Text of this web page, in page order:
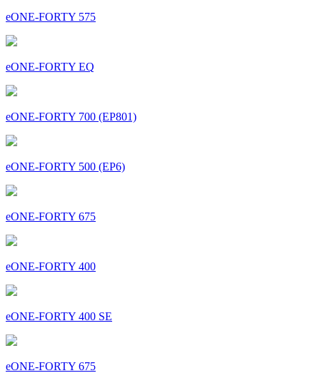
eONE-FORTY 575
eONE-FORTY EQ
eONE-FORTY 700 (EP801)
eONE-FORTY 500 (EP6)
eONE-FORTY 675
eONE-FORTY 400
eONE-FORTY 400 SE
eONE-FORTY 675